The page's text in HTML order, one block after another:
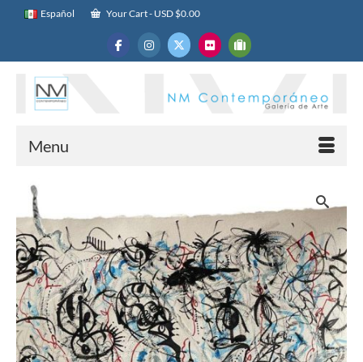
Español Your Cart- USD $0.00
Menu